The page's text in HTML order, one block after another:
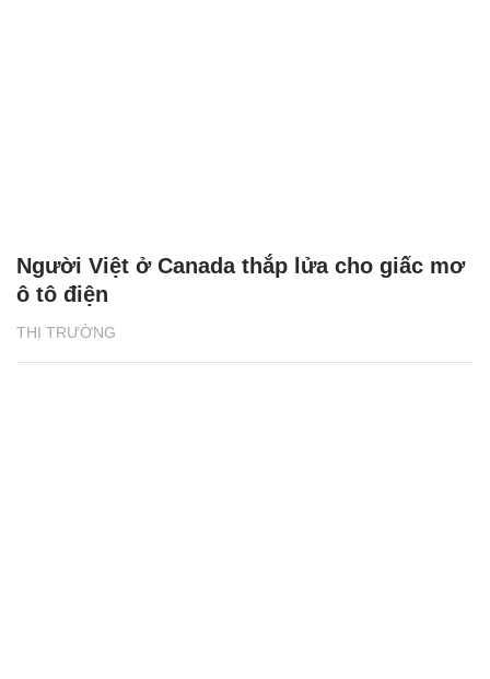
THỊ TRƯỜNG
Người Việt ở Canada thắp lửa cho giấc mơ
ô tô điện